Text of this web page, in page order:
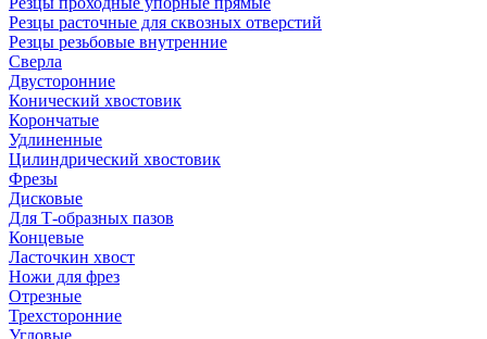
Резцы расточные для сквозных отверстий
Резцы резьбовые внутренние
Сверла
Двусторонние
Конический хвостовик
Корончатые
Удлиненные
Цилиндрический хвостовик
Фрезы
Дисковые
Для Т-образных пазов
Концевые
Ласточкин хвост
Ножи для фрез
Отрезные
Трехсторонние
Угловые